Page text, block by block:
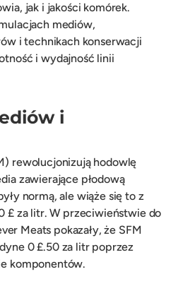
jak i jakości komórek.
mediów,
i technikach konserwacji
i wydajność linii
i
rewolucjonizują hodowlę
zawierające płodową
normą, ale wiąże się to z
£ za litr. W przeciwieństwie do
Meats pokazały, że SFM
0 £.50 za litr poprzez
komponentów.